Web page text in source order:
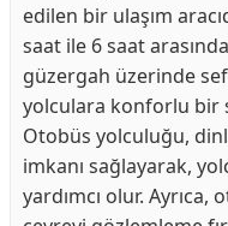
edilen bir ulaşım
saat ile 6 saat
güzergah üzerinde
yolculara konforlu bir
Otobüs yolculuğu,
imkanı sağlayarak,
yardımcı olur.